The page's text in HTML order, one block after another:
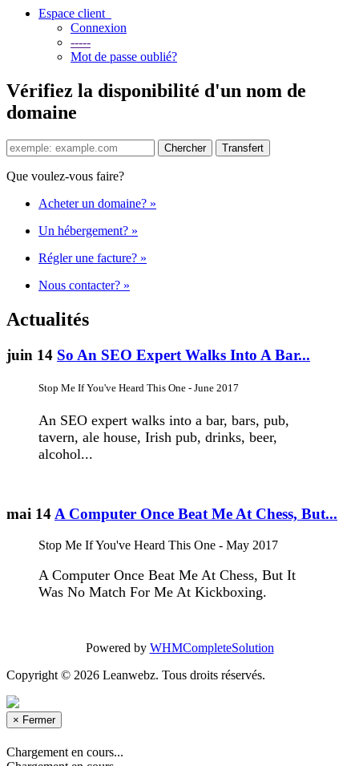
Espace client
Connexion
-----
Mot de passe oublié?
Vérifiez la disponibilité d'un nom de
domaine
Que voulez-vous faire?
Acheter un domaine? »
Un hébergement? »
Régler une facture? »
Nous contacter? »
Actualités
juin 14 So An SEO Expert Walks Into A Bar...
Stop Me If You've Heard This One - June 2017
An SEO expert walks into a bar, bars, pub,
tavern, ale house, Irish pub, drinks, beer,
alcohol...
mai 14 A Computer Once Beat Me At Chess, But...
Stop Me If You've Heard This One - May 2017
A Computer Once Beat Me At Chess, But It
Was No Match For Me At Kickboxing.
Powered by WHMCompleteSolution
Copyright © 2026 Leanwebz. Tous droits réservés.
× Fermer
Chargement en cours...